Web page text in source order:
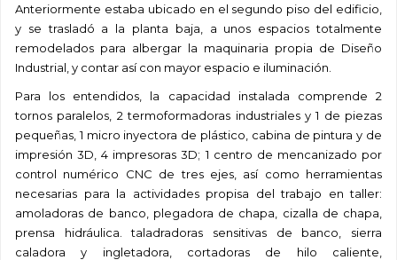
Anteriormente estaba ubicado en el segundo piso del edificio,
y se trasladó a la planta baja, a unos espacios totalmente
remodelados para albergar la maquinaria propia de Diseño
Industrial, y contar así con mayor espacio e iluminación.
Para los entendidos, la capacidad instalada comprende 2
tornos paralelos, 2 termoformadoras industriales y 1 de piezas
pequeñas, 1 micro inyectora de plástico, cabina de pintura y de
impresión 3D, 4 impresoras 3D; 1 centro de mencanizado por
control numérico CNC de tres ejes, así como herramientas
necesarias para la actividades propisa del trabajo en taller:
amoladoras de banco, plegadora de chapa, cizalla de chapa,
prensa hidráulica. taladradoras sensitivas de banco, sierra
caladora y ingletadora, cortadoras de hilo caliente,